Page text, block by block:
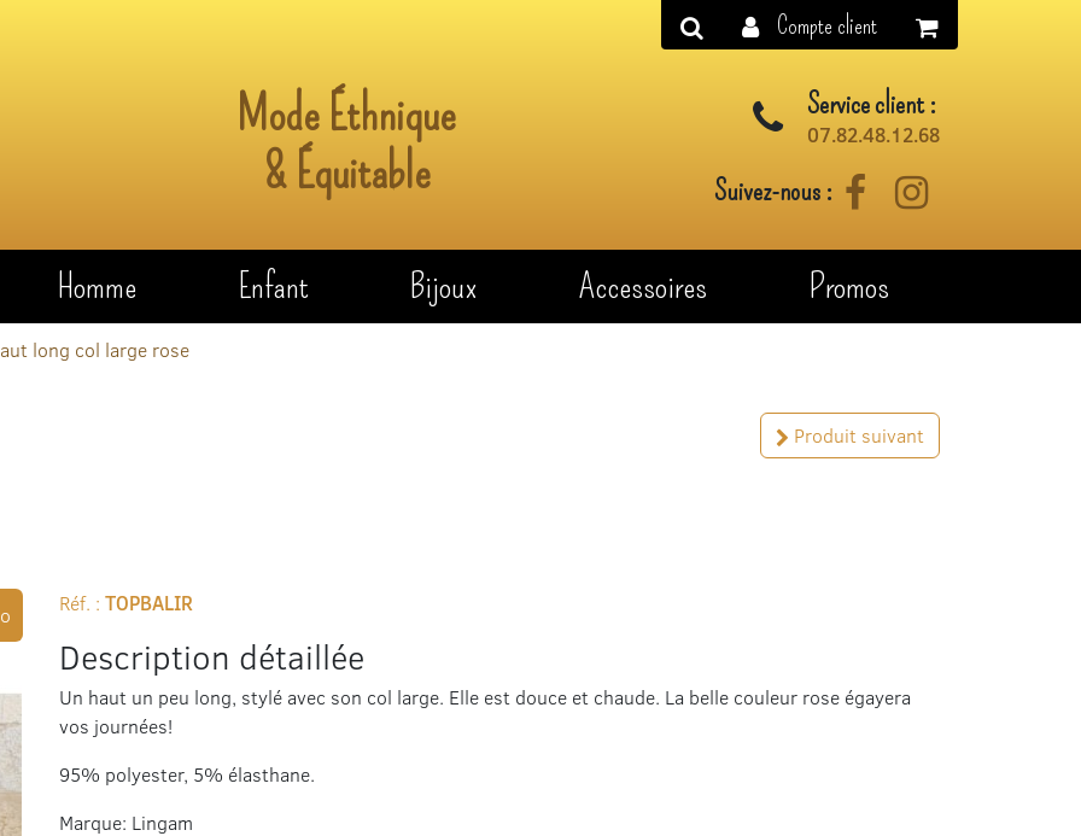
Mode Éthnique
& Équitable
Service client :
07.82.48.12.68
Suivez-nous : FacebookInstagram
Homme Enfant Bijoux Accessoires Promos
long col large rose
Produit suivant
Réf. : TOPBALIR
Description détaillée
Un haut un peu long, stylé avec son col large. Elle est douce et chaude. La belle couleur rose égayera
vos journées!
95% polyester, 5% élasthane.
Marque: Lingam
Compte client